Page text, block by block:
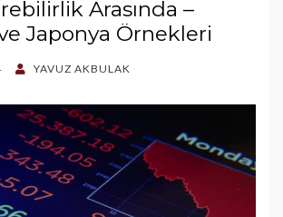
Arasında –
Japonya Örnekleri
YAVUZ AKBULAK